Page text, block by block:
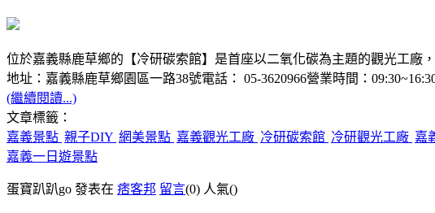
位於嘉義縣鹿草鄉的【冷研碳索館】是首座以二氧化碳為主題的觀光工廠
地址：嘉義縣鹿草鄉園區一路38號電話： 05-3620966營業時間：
(繼續閱讀...)
文章標籤：
嘉義景點 親子DIY 網美景點 嘉義觀光工廠 冷研碳索館 冷研觀光工廠 嘉
嘉義一日遊景點
蛋寶趴趴go 發表在 痞客邦 留言(0) 人氣()